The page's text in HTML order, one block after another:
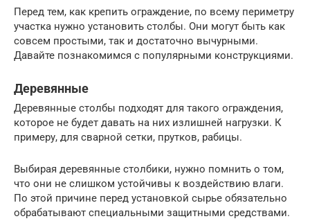
Перед тем, как крепить ограждение, по всему периметру
участка нужно установить столбы. Они могут быть как
совсем простыми, так и достаточно вычурными.
Давайте познакомимся с популярными конструкциями.
Деревянные
Деревянные столбы подходят для такого ограждения,
которое не будет давать на них излишней нагрузки. К
примеру, для сварной сетки, прутков, рабицы.
Выбирая деревянные столбики, нужно помнить о том,
что они не слишком устойчивы к воздействию влаги.
По этой причине перед установкой сырье обязательно
обрабатывают специальными защитными средствами.